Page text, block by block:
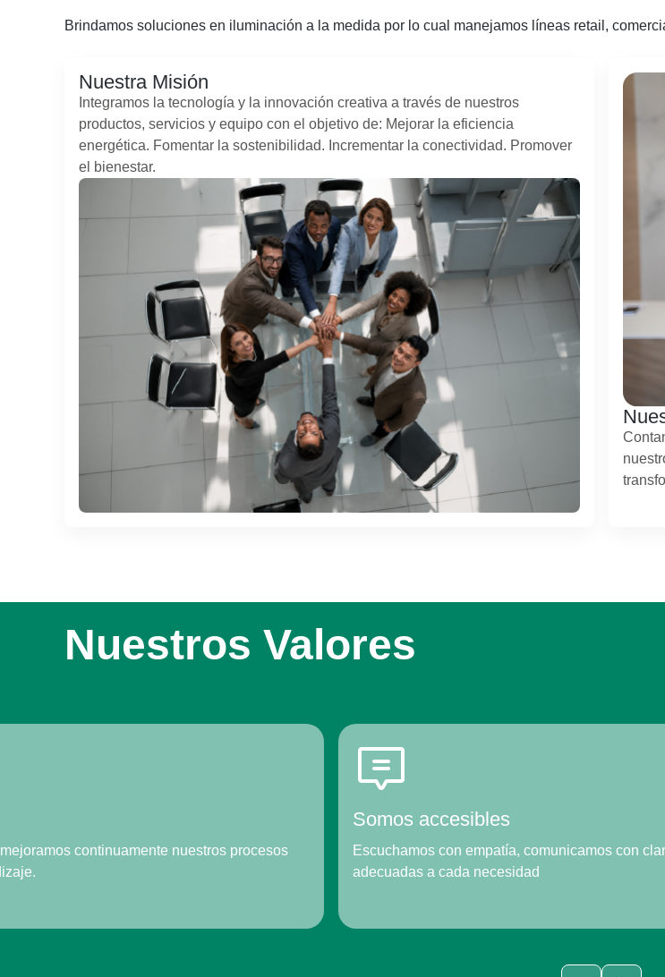
Brindamos soluciones en iluminación a la medida por lo cual manejamos líneas retail,
Nuestra Misión
Integramos la tecnología y la innovación creativa a través de nuestros
productos, servicios y equipo con el objetivo de: Mejorar la eficiencia
energética. Fomentar la sostenibilidad. Incrementar la conectividad. Promover
el bienestar.
Nuestros Valores
continuamente nuestros procesos
Somos accesibles
Escuchamos con empatía, comunicamos con
adecuadas a cada necesidad